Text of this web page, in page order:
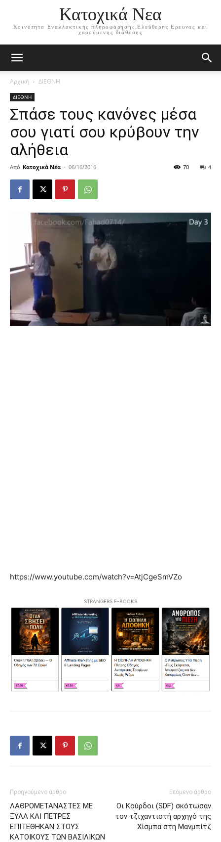
Κατοχικά Νεα
Κοινότητα Εναλλακτικής πληροφόρησης,Ελεύθερης Ερευνας και
χαρούμενης διάθεσης
Αρχική ΔΙΕΘΝΗ
ΔΙΕΘΝΗ
Σπάσε τους κανόνες μέσα
σου γιατί σου κρύβουν την
αλήθεια
Από Κατοχικά Νέα - 06/16/2016 4
70
https://www.youtube.com/watch?v=AtjCgeSmVZo
STRANGERS E-BOOKS
Προηγούμενο άρθρο
ΛΑΘΡΟΜΕΤΑΝΑΣΤΕΣ ΜΕ
ΞΥΛΑ ΚΑΙ ΠΕΤΡΕΣ
ΕΠΙΤΕΘΗΚΑΝ ΣΤΟΥΣ
ΚΑΤΟΙΚΟΥΣ ΤΩΝ ΒΑΣΙΛΙΚΩΝ
Επόμενο άρθρο
Οι Κούρδοι (SDF) σκότωσαν
τον τζιχαντιστή αρχηγό της
Χίσμπα στη Μανμπίτζ